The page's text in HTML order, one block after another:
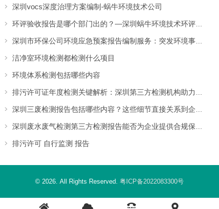
深圳vocs深度治理方案编制-蜗牛环境技术公司
洁净室环境检测都检测什么项目
环境体系检测包括哪些内容
排污许可 自行监测 报告
© 2026. All Rights Reserved. 粤ICP备2022083300号